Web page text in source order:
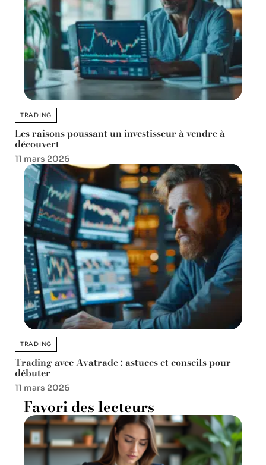
TRADING
Les raisons poussant un investisseur à vendre à
découvert
11 mars 2026
TRADING
Trading avec Avatrade : astuces et conseils pour
débuter
11 mars 2026
Favori des lecteurs